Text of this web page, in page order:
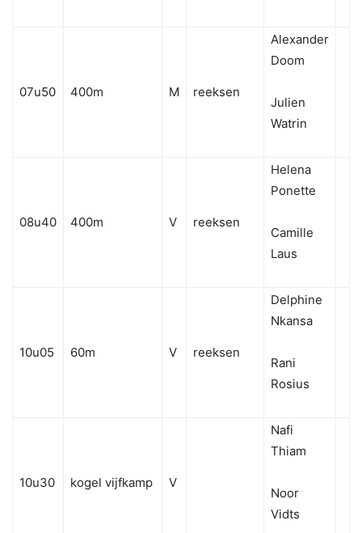
07u50 400m M reeksen
Alexander
Doom
Julien
Watrin
08u40 400m V reeksen
Helena
Ponette
Camille
Laus
10u05 60m V reeksen
Delphine
Nkansa
Rani
Rosius
10u30 kogel vijfkamp V
Nafi
Thiam
Noor
Vidts